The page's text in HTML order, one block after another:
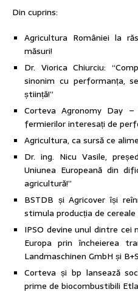
Din cuprins:
Agricultura României la
măsuri!
Dr. Viorica Chiurciu:
sinonim cu performanța,
știință!”
Corteva Agronomy Day –
fermierilor interesați de
Agricultura, ca sursă ce
Dr. ing. Nicu Vasile,
Uniunea Europeană din
agricultură!”
BSTDB și Agricover își
stimula producția de cereale
IPSO devine unul dintre cei
Europa prin încheierea
Landmaschinen GmbH și
Corteva și bp lansează
prime de biocombustibili